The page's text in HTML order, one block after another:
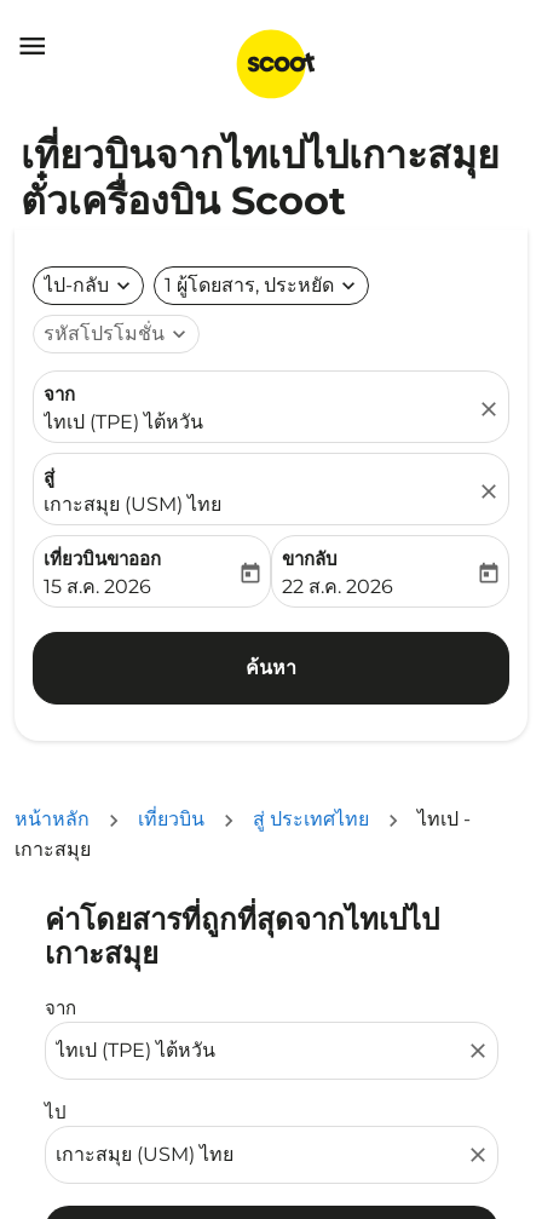

เที่ยวบินจากไทเปไปเกาะสมุย
ตั๋วเครื่องบิน Scoot
ไป-กลับ expand_more 1 ผู้โดยสาร, ประหยัด expand_more
รหัสโปรโมชั่น expand_more
จาก
ไทเป (TPE) ไต้หวัน
close
สู่
เกาะสมุย (USM) ไทย
close
เที่ยวบินขาออก
fc-booking-departure-date-aria-label
15 ส.ค. 2026
today
ขากลับ
fc-booking-return-date-
22 ส.ค. 2026
today
ค้นหา
หน้าหลัก เที่ยวบิน สู่ ประเทศไทย
ไทเป -
เกาะสมุย
ค่าโดยสารที่ถูกที่สุดจากไทเปไป
เกาะสมุย
จาก
close
ไป
close
ลองอัปเดตเส้นทางของคุณ (ต้นทางและ/หรือปลายทาง) หรื